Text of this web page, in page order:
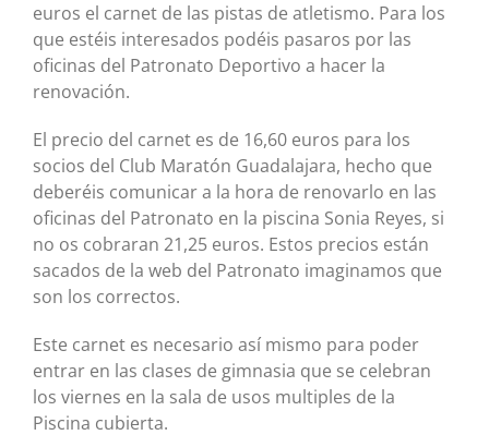
euros el carnet de las pistas de atletismo. Para los
que estéis interesados podéis pasaros por las
oficinas del Patronato Deportivo a hacer la
renovación.
El precio del carnet es de 16,60 euros para los
socios del Club Maratón Guadalajara, hecho que
deberéis comunicar a la hora de renovarlo en las
oficinas del Patronato en la piscina Sonia Reyes, si
no os cobraran 21,25 euros. Estos precios están
sacados de la web del Patronato imaginamos que
son los correctos.
Este carnet es necesario así mismo para poder
entrar en las clases de gimnasia que se celebran
los viernes en la sala de usos multiples de la
Piscina cubierta.